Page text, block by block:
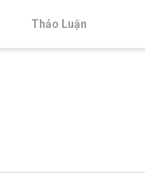
Thảo Luận